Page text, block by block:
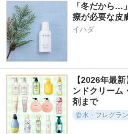
「冬だから…
療が必要な皮
イハダ
【2026年最
ンドクリーム
剤まで
香水・フレグラ